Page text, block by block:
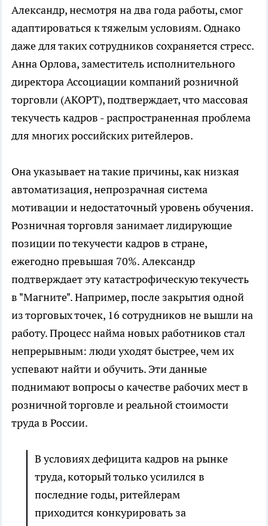
Александр, несмотря на два года работы, смог
адаптироваться к тяжелым условиям. Однако
даже для таких сотрудников сохраняется стресс.
Анна Орлова, заместитель исполнительного
директора Ассоциации компаний розничной
торговли (АКОРТ), подтверждает, что массовая
текучесть кадров - распространенная проблема
для многих российских ритейлеров.
Она указывает на такие причины, как низкая
автоматизация, непрозрачная система
мотивации и недостаточный уровень обучения.
Розничная торговля занимает лидирующие
позиции по текучести кадров в стране,
ежегодно превышая 70%. Александр
подтверждает эту катастрофическую текучесть
в "Магните". Например, после закрытия одной
из торговых точек, 16 сотрудников не вышли на
работу. Процесс найма новых работников стал
непрерывным: люди уходят быстрее, чем их
успевают найти и обучить. Эти данные
поднимают вопросы о качестве рабочих мест в
розничной торговле и реальной стоимости
труда в России.
В условиях дефицита кадров на рынке
труда, который только усилился в
последние годы, ритейлерам
приходится конкурировать за